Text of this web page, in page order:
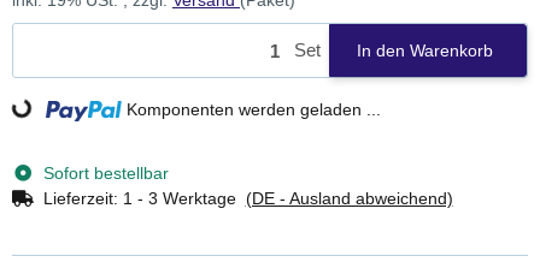
Set In den Warenkorb
Loading... Komponenten werden geladen ...
Sofort bestellbar
Lieferzeit: 1 - 3 Werktage (DE - Ausland abweichend)